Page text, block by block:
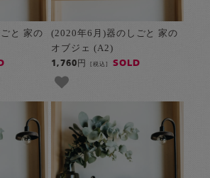
と 家の
(2020年6月)器のしごと 家の
オブジェ (A2)
1,760円 [税込] SOLD